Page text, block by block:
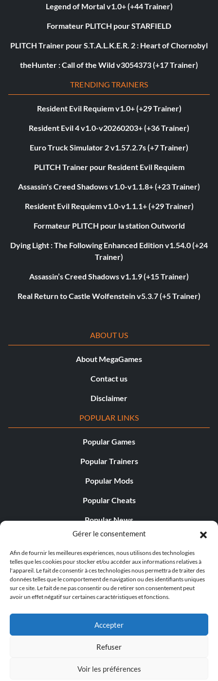
Gérer le consentement
Afin de fournir les meilleures expériences, nous utilisons des technologies
telles que les cookies pour stocker et/ou accéder aux informations relatives à
l'appareil. Le fait de consentir à ces technologies nous permettra de traiter des
données telles que le comportement de navigation ou des identifiants uniques
sur ce site. Le fait de ne pas consentir ou de retirer son consentement peut
avoir un effet négatif sur certaines caractéristiques et fonctions.
Accepter
Refuser
Voir les préférences
Legend of Mortal v1.0+ (+44 Trainer)
Formateur PLITCH pour STARFIELD
PLITCH Trainer pour S.T.A.L.K.E.R. 2 : Heart of Chornobyl
theHunter : Call of the Wild v3054373 (+17 Trainer)
TRENDING TRAINERS
Resident Evil Requiem v1.0+ (+29 Trainer)
Resident Evil 4 v1.0-v20260203+ (+36 Trainer)
Euro Truck Simulator 2 v1.57.2.7s (+7 Trainer)
PLITCH Trainer pour Resident Evil Requiem
Assassin's Creed Shadows v1.0-v1.1.8+ (+23 Trainer)
Resident Evil Requiem v1.0-v1.1.1+ (+29 Trainer)
Formateur PLITCH pour la station Outworld
Dying Light : The Following Enhanced Edition v1.54.0 (+24
Trainer)
Assassin’s Creed Shadows v1.1.9 (+15 Trainer)
Real Return to Castle Wolfenstein v5.3.7 (+5 Trainer)
ABOUT US
About MegaGames
Contact us
Disclaimer
POPULAR LINKS
Popular Games
Popular Trainers
Popular Mods
Popular Cheats
Popular News
Popular Editorials
Popular Free Games
LATEST UPDATES
© 1998 - 2026 MegaGames.com All rights reserved